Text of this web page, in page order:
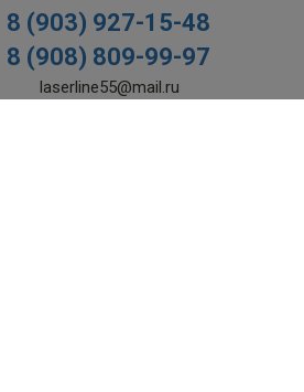
8 (903) 927-15-48
8 (908) 809-99-97
laserline55@mail.ru